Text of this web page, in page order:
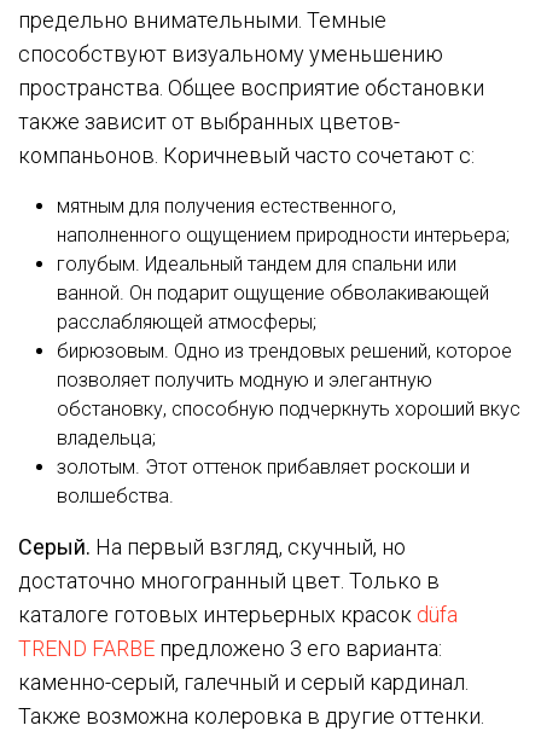
предельно внимательными. Темные
способствуют визуальному уменьшению
пространства. Общее восприятие обстановки
также зависит от выбранных цветов-
компаньонов. Коричневый часто сочетают с:
мятным для получения естественного,
наполненного ощущением природности интерьера;
голубым. Идеальный тандем для спальни или
ванной. Он подарит ощущение обволакивающей
расслабляющей атмосферы;
бирюзовым. Одно из трендовых решений, которое
позволяет получить модную и элегантную
обстановку, способную подчеркнуть хороший вкус
владельца;
золотым. Этот оттенок прибавляет роскоши и
волшебства.
Серый. На первый взгляд, скучный, но
достаточно многогранный цвет. Только в
каталоге готовых интерьерных красок düfa
TREND FARBE предложено 3 его варианта:
каменно-серый, галечный и серый кардинал.
Также возможна колеровка в другие оттенки.